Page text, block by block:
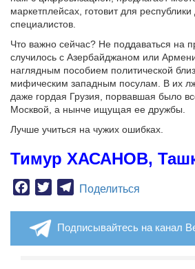
маркетплейсах, готовит для республики
специалистов.
Что важно сейчас? Не поддаваться на
случилось с Азербайджаном или
наглядным пособием политической
мифическим западным посулам. В их
даже гордая Грузия, порвавшая было
Москвой, а нынче ищущая ее дружбы.
Лучше учиться на чужих ошибках.
Тимур ХАСАНОВ,
Facebook
TwitterTelegram
Поделиться
Подписывайтесь на канал